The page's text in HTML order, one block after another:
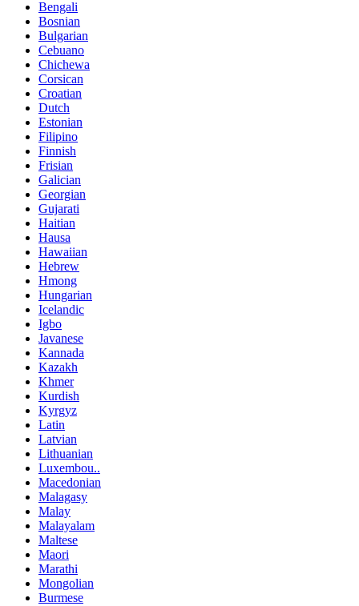
Bengali
Bosnian
Bulgarian
Cebuano
Chichewa
Corsican
Croatian
Dutch
Estonian
Filipino
Finnish
Frisian
Galician
Georgian
Gujarati
Haitian
Hausa
Hawaiian
Hebrew
Hmong
Hungarian
Icelandic
Igbo
Javanese
Kannada
Kazakh
Khmer
Kurdish
Kyrgyz
Latin
Latvian
Lithuanian
Luxembou..
Macedonian
Malagasy
Malay
Malayalam
Maltese
Maori
Marathi
Mongolian
Burmese